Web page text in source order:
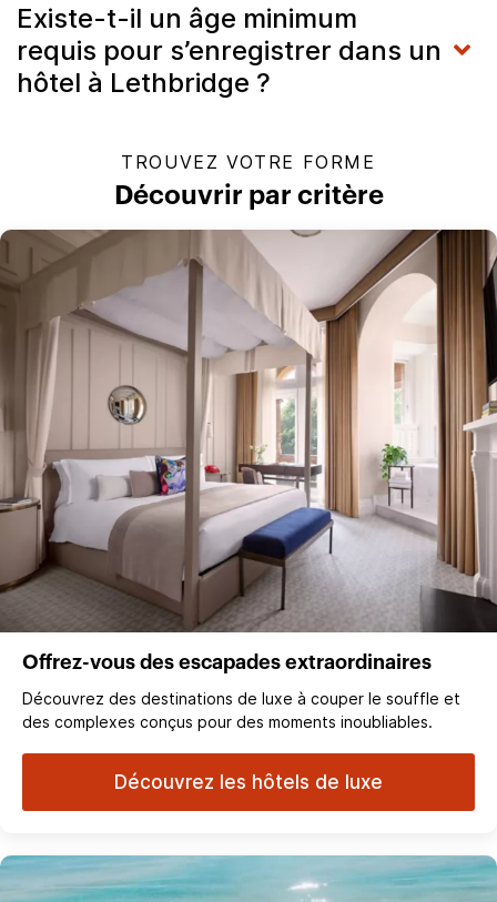
Existe-t-il un âge minimum
requis pour s’enregistrer dans un
hôtel à Lethbridge ?
TROUVEZ VOTRE FORME
Découvrir par critère
Offrez-vous des escapades extraordinaires
Découvrez des destinations de luxe à couper le souffle et
des complexes conçus pour des moments inoubliables.
Découvrez les hôtels de luxe